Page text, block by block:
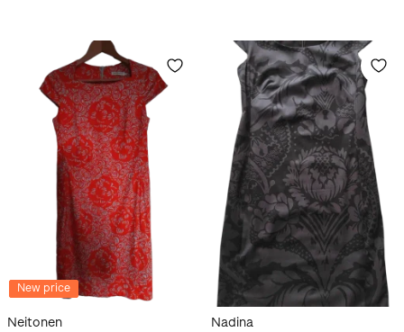
New price
Neitonen
Nadina